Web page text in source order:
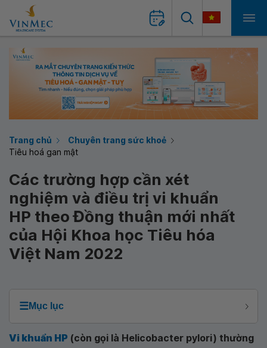
Trang chủ
Chuyên trang sức khoẻ
Tiêu hoá gan mật
Các trường hợp cần xét
nghiệm và điều trị vi khuẩn
HP theo Đồng thuận mới nhất
của Hội Khoa học Tiêu hóa
Việt Nam 2022
☰Mục lục
Vi khuẩn HP (còn gọi là Helicobacter pylori) thường